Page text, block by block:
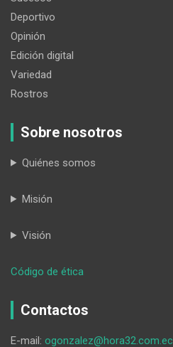
Deportivo
Opinión
Edición digital
Variedad
Rostros
Sobre nosotros
Quiénes somos
Misión
Visión
Código de ética
a
Contactos
E-mail: ogonzalez@hora32.com.ec